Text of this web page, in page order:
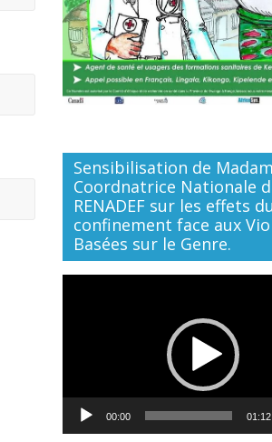
Sensibilisation de
Coordnatrice Nationale
RENADEF sur les effets du
confinement face aux
Basées sur le Genre.
00:00 01:12